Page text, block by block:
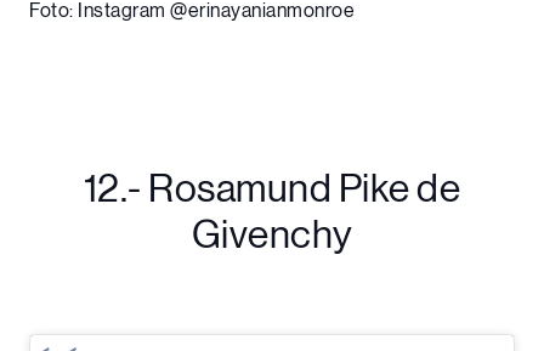
Foto: Instagram @erinayanianmonroe
12.- Rosamund Pike de
Givenchy